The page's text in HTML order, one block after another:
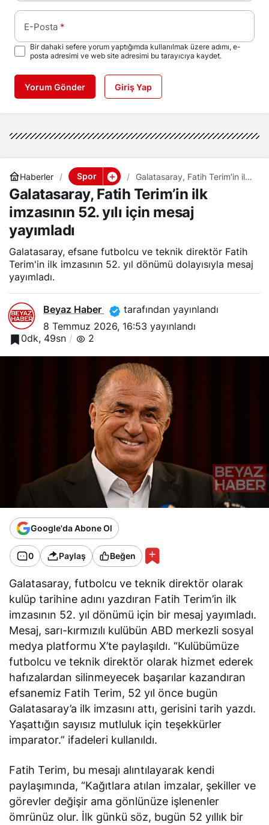
E-Posta *
Bir dahaki sefere yorum yaptığımda kullanılmak üzere adımı, e-
posta adresimi ve web site adresimi bu tarayıcıya kaydet.
Yorum Gönder Giriş Yap
Haberler Spor
Galatasaray, Fatih Terim’in ilk
imzasının 52. yılı için mesaj
yayımladı
Galatasaray, Fatih Terim’in ilk
imzasının 52. yılı için mesaj
yayımladı
Galatasaray, efsane futbolcu ve teknik direktör Fatih
Terim'in ilk imzasının 52. yıl dönümü dolayısıyla mesaj
yayımladı.
Beyaz Haber
tarafından yayınlandı
8 Temmuz 2026, 16:53 yayınlandı
0dk, 49sn
2
Google'da Abone Ol
0 Paylaş Beğen
Galatasaray, futbolcu ve teknik direktör olarak
kulüp tarihine adını yazdıran Fatih Terim’in ilk
imzasının 52. yıl dönümü için bir mesaj yayımladı.
Mesaj, sarı-kırmızılı kulübün ABD merkezli sosyal
medya platformu X’te paylaşıldı. “Kulübümüze
futbolcu ve teknik direktör olarak hizmet ederek
hafızalardan silinmeyecek başarılar kazandıran
efsanemiz Fatih Terim, 52 yıl önce bugün
Galatasaray’a ilk imzasını attı, gerisini tarih yazdı.
Yaşattığın sayısız mutluluk için teşekkürler
imparator.” ifadeleri kullanıldı.
Fatih Terim, bu mesajı alıntılayarak kendi
paylaşımında, “Kağıtlara atılan imzalar, şekiller ve
görevler değişir ama gönlünüze işlenenler
ömrünüz olur. İlk günkü söz, bugün 52 yıllık bir